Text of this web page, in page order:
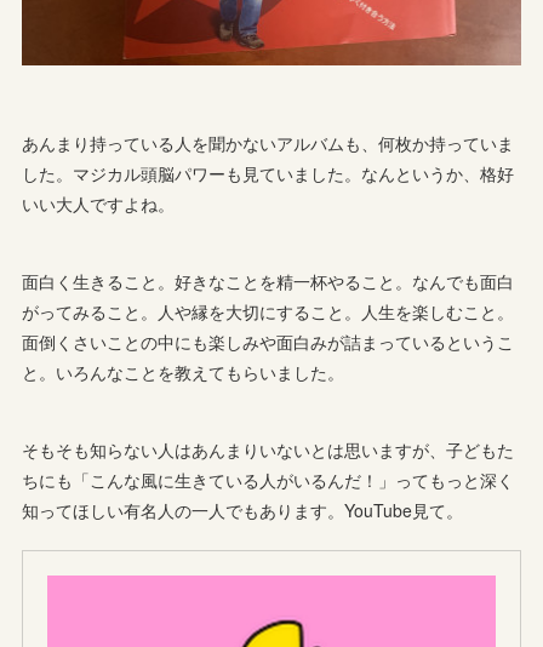
あんまり持っている人を聞かないアルバムも、何枚か持っていま
した。マジカル頭脳パワーも見ていました。なんというか、格好
いい大人ですよね。
面白く生きること。好きなことを精一杯やること。なんでも面白
がってみること。人や縁を大切にすること。人生を楽しむこと。
面倒くさいことの中にも楽しみや面白みが詰まっているというこ
と。いろんなことを教えてもらいました。
そもそも知らない人はあんまりいないとは思いますが、子どもた
ちにも「こんな風に生きている人がいるんだ！」ってもっと深く
知ってほしい有名人の一人でもあります。YouTube見て。